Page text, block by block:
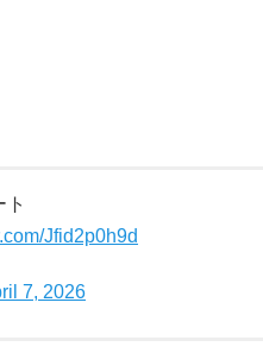
Jfid2p0h9d
7, 2026